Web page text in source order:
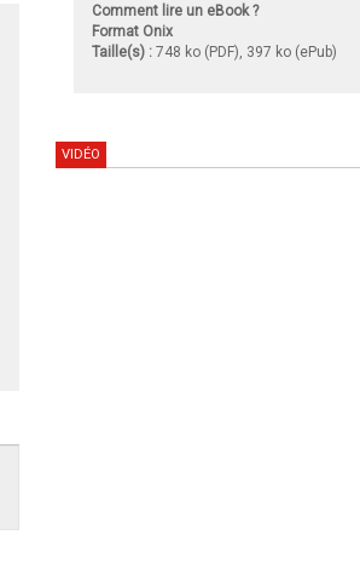
Comment lire un eBook ?
Format Onix
Taille(s) : 748 ko (PDF), 397 ko (ePub)
VIDÉO